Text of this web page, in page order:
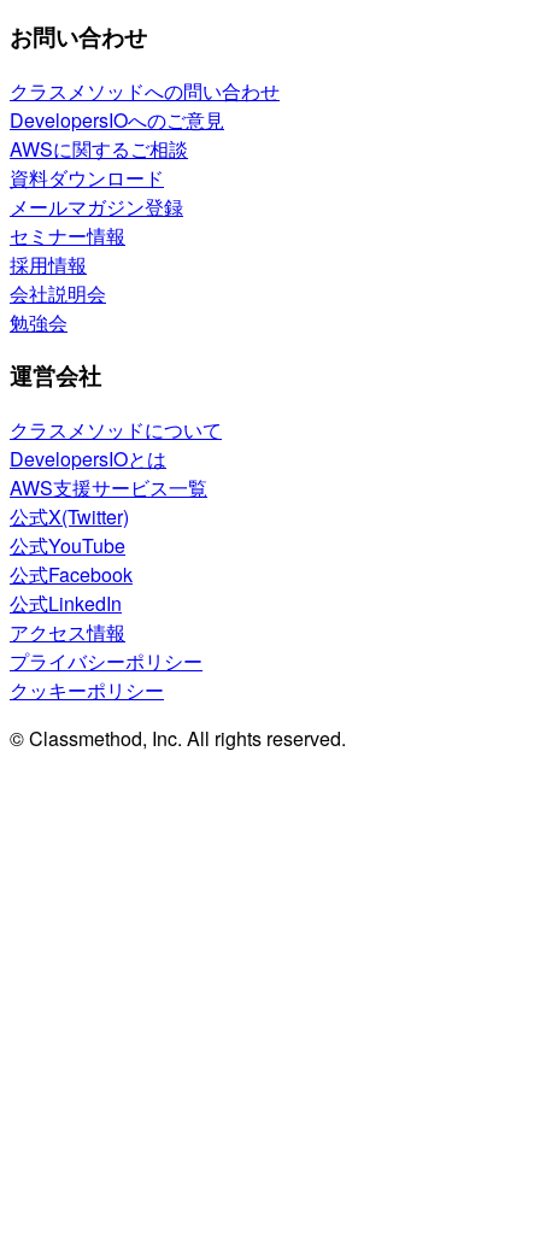
お問い合わせ
クラスメソッドへの問い合わせ
DevelopersIOへのご意見
AWSに関するご相談
資料ダウンロード
メールマガジン登録
セミナー情報
採用情報
会社説明会
勉強会
運営会社
クラスメソッドについて
DevelopersIOとは
AWS支援サービス一覧
公式X(Twitter)
公式YouTube
公式Facebook
公式LinkedIn
アクセス情報
プライバシーポリシー
クッキーポリシー
© Classmethod, Inc. All rights reserved.